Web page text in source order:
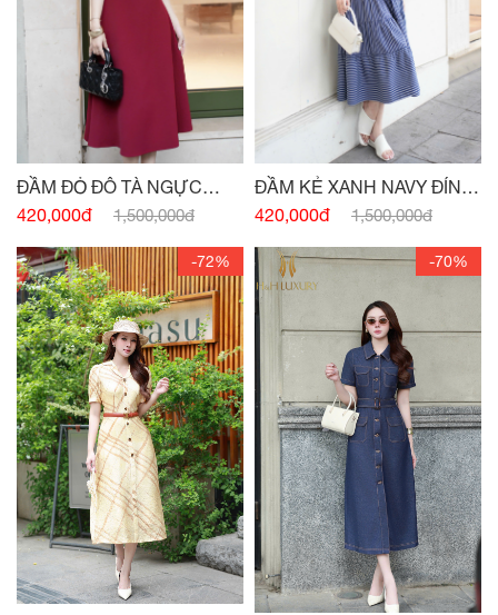
ĐẦM ĐỎ ĐÔ TÀ NGỰC
ĐÍNH CHARM
420,000đ 1,500,000đ
ĐẦM KẺ XANH NAVY ĐÍNH
CÚC
420,000đ 1,500,000đ
-72% -70%